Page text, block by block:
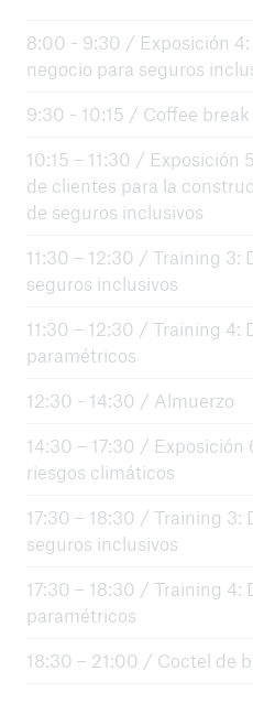
8:00 - 9:30 / Exposición 4:
negocio para seguros
9:30 - 10:15 / Coffee break
10:15 – 11:30 / Exposición
de clientes para la
de seguros inclusivos
11:30 – 12:30 / Training 3:
seguros inclusivos
11:30 – 12:30 / Training 4:
paramétricos
12:30 - 14:30 / Almuerzo
14:30 – 17:30 / Exposición
riesgos climáticos
17:30 – 18:30 / Training 3:
seguros inclusivos
17:30 – 18:30 / Training 4:
paramétricos
18:30 – 21:00 / Coctel de